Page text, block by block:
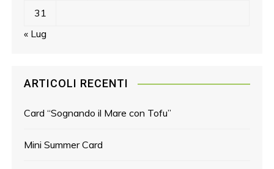
31
« Lug
ARTICOLI RECENTI
Card “Sognando il Mare con Tofu”
Mini Summer Card